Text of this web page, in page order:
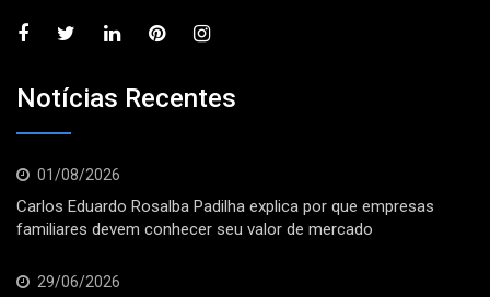
Notícias Recentes
01/08/2026
Carlos Eduardo Rosalba Padilha explica por que empresas
familiares devem conhecer seu valor de mercado
29/06/2026